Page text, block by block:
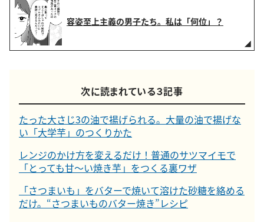
容姿至上主義の男子たち。私は「何位」？
次に読まれている３記事
たった大さじ3の油で揚げられる。大量の油で揚げな
い「大学芋」のつくりかた
レンジのかけ方を変えるだけ！普通のサツマイモで
「とっても甘〜い焼き芋」をつくる裏ワザ
「さつまいも」をバターで焼いて溶けた砂糖を絡める
だけ。“さつまいものバター焼き”レシピ